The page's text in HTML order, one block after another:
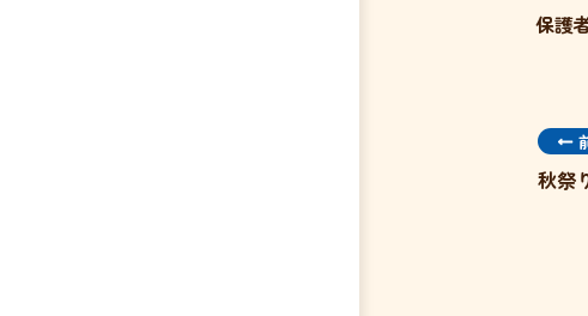
保護
秋祭